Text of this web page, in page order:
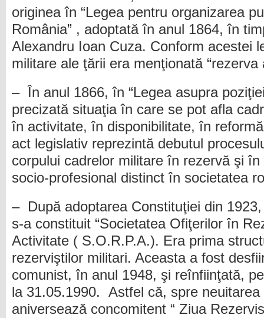
originea în “Legea pentru organizarea
România” , adoptată în anul 1864, în
Alexandru Ioan Cuza. Conform acestei
militare ale ţării era menţionată “rezerva
– În anul 1866, în “Legea asupra
precizată situaţia în care se pot afla
în activitate, în disponibilitate, în
act legislativ reprezintă debutul
corpului cadrelor militare în rezervă şi
socio-profesional distinct în societatea
– După adoptarea Constituţiei din
s-a constituit “Societatea Ofiţerilor în
Activitate ( S.O.R.P.A.). Era prima
rezerviştilor militari. Aceasta a fost
comunist, în anul 1948, şi reînfiinţată,
la 31.05.1990. Astfel că, spre
aniversează concomitent “ Ziua